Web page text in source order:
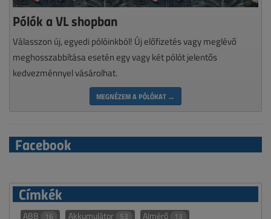
Pólók a VL shopban
Válasszon új, egyedi pólóinkból! Új előfizetés vagy meglévő
meghosszabbítása esetén egy vagy két pólót jelentős
kedvezménnyel vásárolhat.
MEGNÉZEM A PÓLÓKAT →
Facebook
Címkék
ABB 16 Akkumulátor 53 Almérő 13